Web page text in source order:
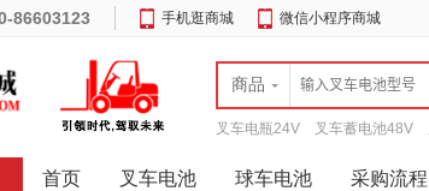
86603123 手机逛商城 微信小程序商城
商品
叉车电瓶24V 叉车蓄电池48V
首页 叉车电池 球车电池 采购流程